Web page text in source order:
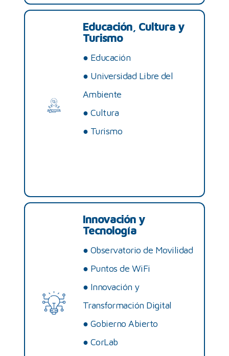
Educación, Cultura y
Turismo
● Educación
● Universidad Libre del
Ambiente
● Cultura
● Turismo
Innovación y
Tecnología
● Observatorio de Movilidad
● Puntos de WiFi
● Innovación y
Transformación Digital
● Gobierno Abierto
● CorLab